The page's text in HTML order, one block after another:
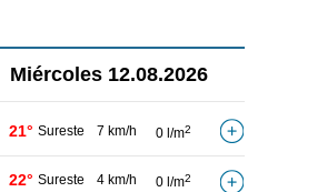
Miércoles 12.08.2026
21° Sureste 7 km/h 0 l/m2
22° Sureste 4 km/h 0 l/m2